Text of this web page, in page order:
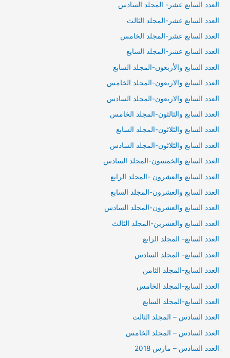
العدد السابع عشر- المجلد السادس
العدد السابع عشر-المجلد الثالث
العدد السابع عشر-المجلد الخامس
العدد السابع عشر-المجلد السايع
العدد السابع والأربعون-المجلد السابع
العدد السابع والاربعون-المجلد الخامس
العدد السابع والاربعون-المجلد السادس
العدد السابع والثالثون-المجلد الخامس
العدد السابع والثلاثون-المجلد السابع
العدد السابع والثلاثون-المجلد السادس
العدد السابع والخمسون-المجلد السادس
العدد السابع والعشرون -المجلد الرابع
العدد السابع والعشرون-المجلد السابع
العدد السابع والعشرون-المجلد السادس
العدد السابع والعشرين-المجلد الثالث
العدد السابع- المجلد الرابع
العدد السابع- المجلد السادس
العدد السابع-المجلد الثامن
العدد السابع-المجلد الخامس
العدد السابع-المجلد السابع
العدد السادس – المجلد الثالث
العدد السادس – المجلد الخامس
العدد السادس – مارس 2018